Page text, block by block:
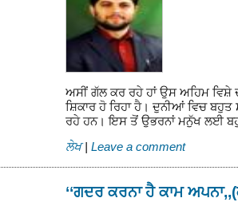
ਅਸੀਂ ਗੱਲ ਕਰ ਰਹੇ ਹਾਂ ਉਸ ਅਹਿਮ ਵਿਸ਼ੇ
ਸ਼ਿਕਾਰ ਹੋ ਰਿਹਾ ਹੈ। ਦੁਨੀਆਂ ਵਿਚ
ਰਹੇ ਹਨ। ਇਸ ਤੋਂ ਉਭਰਨਾਂ ਮਨੁੱਖ ਲਈ
ਲੇਖ | Leave a comment
‘‘ਗਦਰ ਕਰਨਾ ਹੈ ਕਾਮ